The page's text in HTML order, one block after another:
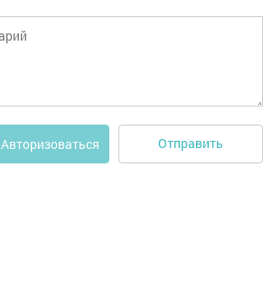
Авторизоваться Отправить